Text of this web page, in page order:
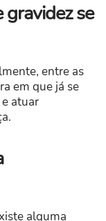
gravidez se
entre as
em que já se
atuar
alguma